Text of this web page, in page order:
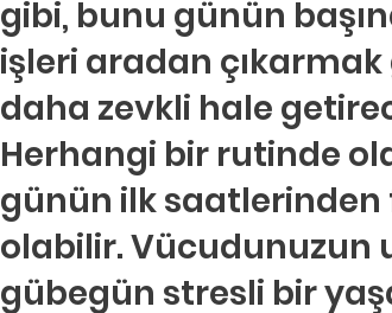
gibi, bunu günün
işleri aradan çıkarmak
daha zevkli hale
Herhangi bir rutinde
günün ilk
olabilir. Vücudunuzun
gübegün stresli bir